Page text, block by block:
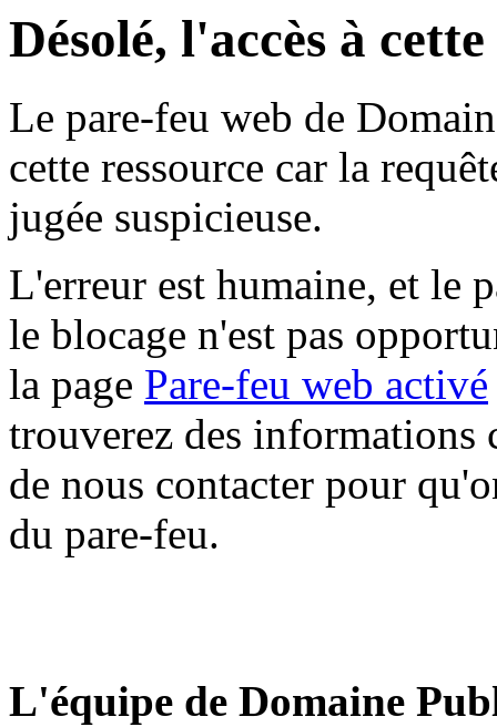
Désolé, l'accès à
Le pare-feu web de
cette ressource car la
jugée suspicieuse.
L'erreur est humaine, et le
le blocage n'est pas
la page Pare-feu web activé
trouverez des informations
de nous contacter pour
du pare-feu.
L'équipe de Domaine